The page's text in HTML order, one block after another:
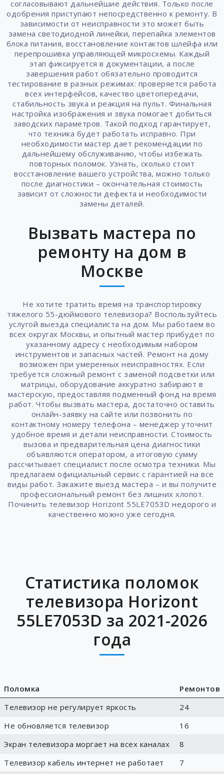
согласовывают дальнейшие действия. Только после
одобрения приступают непосредственно к ремонту. В
зависимости от неисправности это может быть
замена светодиодной линейки, перепайка элементов
блока питания, восстановление контактов шлейфа или
перепрошивка управляющей микросхемы. Каждый
этап фиксируется в документации, а после
завершения работ обязательно проводится
тестирование в разных режимах: проверяется работа
всех интерфейсов, качество цветопередачи,
стабильность звука и реакция на пульт. Финальная
настройка изображения и звука помогает добиться
заводских параметров. Такой подход гарантирует,
что техника будет работать исправно. При
необходимости мастер дает рекомендации по
дальнейшему обслуживанию, чтобы избежать
повторных поломок. Узнать, сколько стоит
восстановление вашего устройства, можно только
после диагностики – окончательная стоимость
зависит от сложности дефекта и необходимости
замены деталей.
Вызвать мастера по
ремонту на дом в
Москве
Не хотите тратить время на транспортировку
тяжелого 55-дюймового телевизора? Воспользуйтесь
услугой выезда специалиста на дом. Мы работаем во
всех округах Москвы, и опытный мастер прибудет по
указанному адресу с необходимым набором
инструментов и запасных частей. Ремонт на дому
возможен при умеренных неисправностях. Если
требуется сложный ремонт с заменой подсветки или
матрицы, оборудование аккуратно забирают в
мастерскую, предоставляя подменный фонд на время
работ. Чтобы вызвать мастера, достаточно оставить
онлайн-заявку на сайте или позвонить по
контактному номеру телефона – менеджер уточнит
удобное время и детали неисправности. Стоимость
вызова и предварительная цена диагностики
объявляются оператором, а итоговую сумму
рассчитывает специалист после осмотра техники. Мы
предлагаем официальный сервис с гарантией на все
виды работ. Закажите выезд мастера – и вы получите
профессиональный ремонт без лишних хлопот.
Починить телевизор Horizont 55LE7053D недорого и
качественно можно уже сегодня.
Статистика поломок
телевизора Horizont
55LE7053D за 2021-2026
года
Поломка
Ремонтов
Телевизор не регулирует яркость
24
Не обновляется телевизор
16
Экран телевизора моргает на всех каналах
8
Телевизор кабель интернет не работает
7